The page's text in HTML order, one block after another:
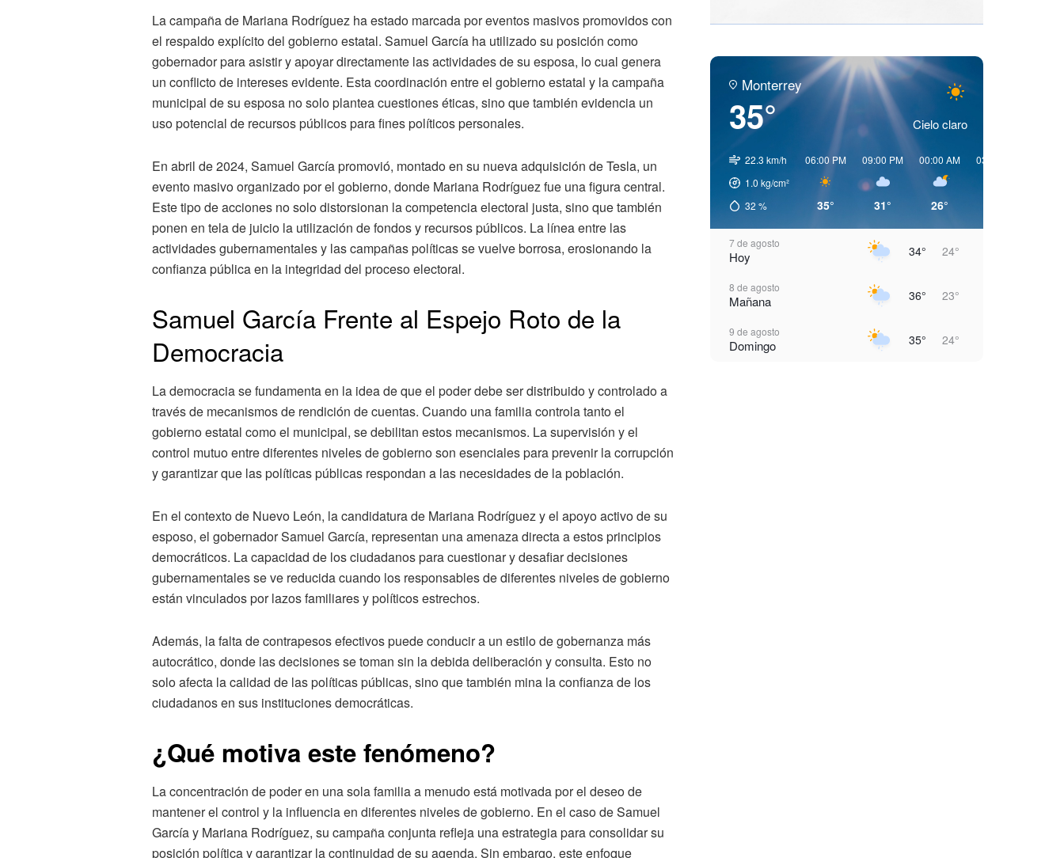
La campaña de Mariana Rodríguez ha estado marcada por eventos masivos promovidos con
el respaldo explícito del gobierno estatal. Samuel García ha utilizado su posición como
gobernador para asistir y apoyar directamente las actividades de su esposa, lo cual genera
un conflicto de intereses evidente. Esta coordinación entre el gobierno estatal y la campaña
municipal de su esposa no solo plantea cuestiones éticas, sino que también evidencia un
uso potencial de recursos públicos para fines políticos personales.
En abril de 2024, Samuel García promovió, montado en su nueva adquisición de Tesla, un
evento masivo organizado por el gobierno, donde Mariana Rodríguez fue una figura central.
Este tipo de acciones no solo distorsionan la competencia electoral justa, sino que también
ponen en tela de juicio la utilización de fondos y recursos públicos. La línea entre las
actividades gubernamentales y las campañas políticas se vuelve borrosa, erosionando la
confianza pública en la integridad del proceso electoral.
Samuel García Frente al Espejo Roto de la
Democracia
La democracia se fundamenta en la idea de que el poder debe ser distribuido y controlado a
través de mecanismos de rendición de cuentas. Cuando una familia controla tanto el
gobierno estatal como el municipal, se debilitan estos mecanismos. La supervisión y el
control mutuo entre diferentes niveles de gobierno son esenciales para prevenir la corrupción
y garantizar que las políticas públicas respondan a las necesidades de la población.
En el contexto de Nuevo León, la candidatura de Mariana Rodríguez y el apoyo activo de su
esposo, el gobernador Samuel García, representan una amenaza directa a estos principios
democráticos. La capacidad de los ciudadanos para cuestionar y desafiar decisiones
gubernamentales se ve reducida cuando los responsables de diferentes niveles de gobierno
están vinculados por lazos familiares y políticos estrechos.
Además, la falta de contrapesos efectivos puede conducir a un estilo de gobernanza más
autocrático, donde las decisiones se toman sin la debida deliberación y consulta. Esto no
solo afecta la calidad de las políticas públicas, sino que también mina la confianza de los
ciudadanos en sus instituciones democráticas.
¿Qué motiva este fenómeno?
La concentración de poder en una sola familia a menudo está motivada por el deseo de
mantener el control y la influencia en diferentes niveles de gobierno. En el caso de Samuel
García y Mariana Rodríguez, su campaña conjunta refleja una estrategia para consolidar su
posición política y garantizar la continuidad de su agenda. Sin embargo, este enfoque
Monterrey
35° Cielo claro
22.3 km/h
1.0 kg/cm²
32 %
06:00 PM
35°
09:00 PM
31°
00:00 AM
26°
03:00 AM
7 de agosto
Hoy 34° 24°
8 de agosto
Mañana 36° 23°
9 de agosto
Domingo 35° 24°